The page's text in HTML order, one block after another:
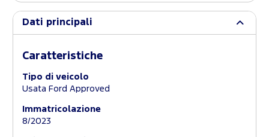
Dati principali
Caratteristiche
Tipo di veicolo
Usata Ford Approved
Immatricolazione
8/2023